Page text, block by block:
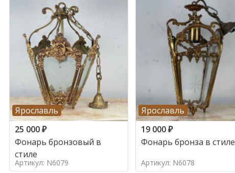
Ярославль
25 000₽
Фонарь бронзовый в
стиле
Артикул: N6079
Ярославль
19 000₽
Фонарь бронза в стиле
Артикул: N6078